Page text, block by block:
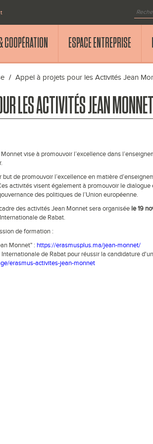
COOPÉRATION ESPACE ENTREPRISE
Appel à projets pour les Activités Jean
LES ACTIVITÉS JEAN MONNET
vise à promouvoir l’excellence dans
de promouvoir l’excellence en matière
activités visent également à promouvoir le
des politiques de l’Union européenne.
des activités Jean Monnet sera organisée le 19
de Rabat.
de formation :
Monnet" : https://erasmusplus.ma/jean-monnet/
de Rabat pour réussir la candidature
erasmus-activites-jean-monnet